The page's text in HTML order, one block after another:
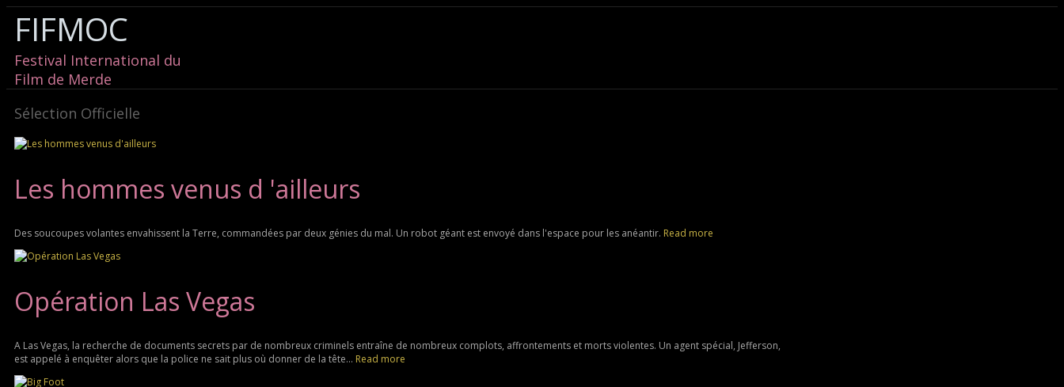
FIFMOC
Festival International du
Film de Merde
Sélection Officielle
Les hommes venus d 'ailleurs
Des soucoupes volantes envahissent la Terre, commandées par deux génies du mal. Un robot géant est envoyé dans l'espace pour les anéantir. Read more
Opération Las Vegas
A Las Vegas, la recherche de documents secrets par de nombreux criminels entraîne de nombreux complots, affrontements et morts violentes. Un agent spécial, Jefferson,
est appelé à enquêter alors que la police ne sait plus où donner de la tête... Read more